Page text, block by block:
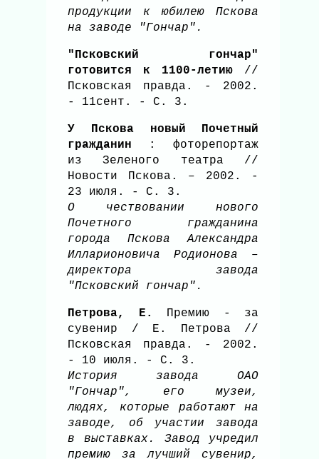
продукции к юбилею Пскова
на заводе "Гончар".
"Псковский гончар"
готовится к 1100-летию //
Псковская правда. - 2002.
- 11сент. - С. 3.
У Пскова новый Почетный
гражданин : фоторепортаж
из Зеленого театра //
Новости Пскова. – 2002. -
23 июля. - С. 3.
О чествовании нового
Почетного гражданина
города Пскова Александра
Илларионовича Родионова –
директора завода
"Псковский гончар".
Петрова, Е.
Премию - за
сувенир / Е. Петрова //
Псковская правда. - 2002.
- 10 июля. - С. 3.
История завода ОАО
"Гончар", его музеи,
людях, которые работают на
заводе, об участии завода
в выставках. Завод учредил
премию за лучший сувенир,